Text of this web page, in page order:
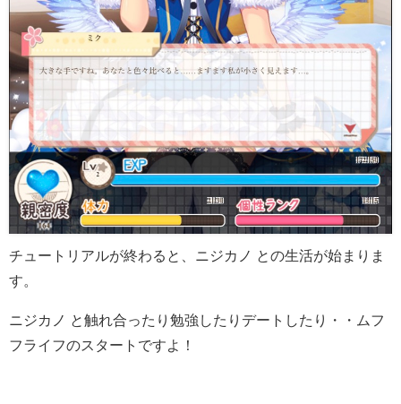
チュートリアルが終わると、ニジカノ との生活が始まりま
す。
ニジカノ と触れ合ったり勉強したりデートしたり・・ムフ
フライフのスタートですよ！